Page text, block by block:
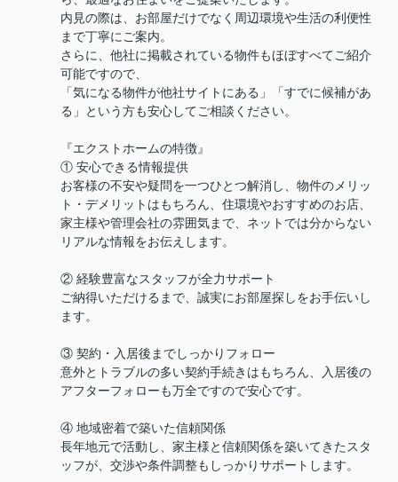
内見の際は、お部屋だけでなく周辺環境や生活の利便性
まで丁寧にご案内。
さらに、他社に掲載されている物件もほぼすべてご紹介
可能ですので、
「気になる物件が他社サイトにある」「すでに候補があ
る」という方も安心してご相談ください。
『エクストホームの特徴』
① 安心できる情報提供
お客様の不安や疑問を一つひとつ解消し、物件のメリッ
ト・デメリットはもちろん、住環境やおすすめのお店、
家主様や管理会社の雰囲気まで、ネットでは分からない
リアルな情報をお伝えします。
② 経験豊富なスタッフが全力サポート
ご納得いただけるまで、誠実にお部屋探しをお手伝いし
ます。
③ 契約・入居後までしっかりフォロー
意外とトラブルの多い契約手続きはもちろん、入居後の
アフターフォローも万全ですので安心です。
④ 地域密着で築いた信頼関係
長年地元で活動し、家主様と信頼関係を築いてきたスタ
ッフが、交渉や条件調整もしっかりサポートします。